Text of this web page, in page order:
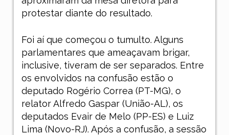
protestar diante do resultado.
Foi aí que começou o tumulto. Alguns
parlamentares que ameaçavam brigar,
inclusive, tiveram de ser separados. Entre
os envolvidos na confusão estão o
deputado Rogério Correa (PT-MG), o
relator Alfredo Gaspar (União-AL), os
deputados Evair de Melo (PP-ES) e Luiz
Lima (Novo-RJ). Após a confusão, a sessão